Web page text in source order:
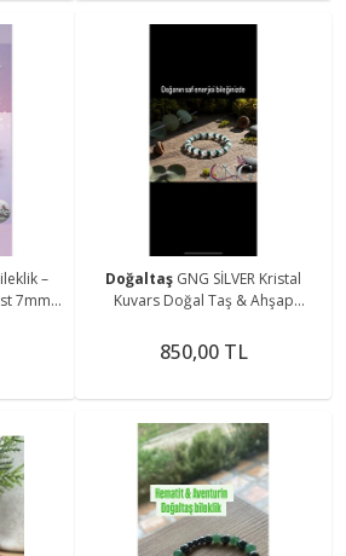
–
7mm
Doğaltaş GNG SİLVER Kristal
Kuvars Doğal Taş & Ahşap
Boho Tarz
850,00 TL